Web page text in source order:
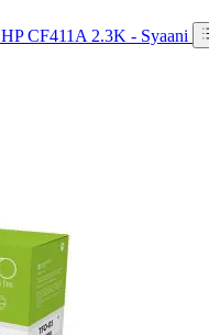
CF411A 2.3K - Syaani